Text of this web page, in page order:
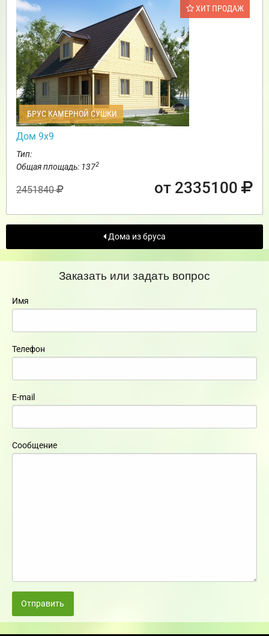
ХИТ ПРОДАЖ
БРУС КАМЕРНОЙ СУШКИ
Дом 9х9
Тип:
Общая площадь: 1372
2451840 от 2335100
Дома из бруса
Заказать или задать вопрос
Имя
Телефон
E-mail
Сообщение
Отправить